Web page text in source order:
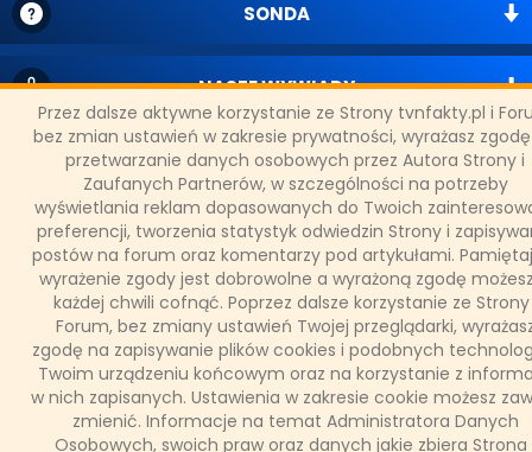
Przez dalsze aktywne korzystanie ze Strony tvnfakty.pl i
bez zmian ustawień w zakresie prywatności, wyrażasz
przetwarzanie danych osobowych przez Autora Strony i
Zaufanych Partnerów, w szczególności na potrzeby
wyświetlania reklam dopasowanych do Twoich
preferencji, tworzenia statystyk odwiedzin Strony i
postów na forum oraz komentarzy pod artykułami.
wyrażenie zgody jest dobrowolne a wyrażoną zgodę
każdej chwili cofnąć. Poprzez dalsze korzystanie ze
Forum, bez zmiany ustawień Twojej przeglądarki,
zgodę na zapisywanie plików cookies i podobnych
Twoim urządzeniu końcowym oraz na korzystanie z
w nich zapisanych. Ustawienia w zakresie cookie możesz
zmienić. Informacje na temat Administratora Danych
Osobowych, swoich praw oraz danych jakie zbiera Strona
SONDA
NASZE WYWIADY
FAKTY TVN
WAŻNE RELACJE
Copyright © 2011 - 2026 bywww.tvnfakty.pl | Wszystkie prawa
zastrzeżone.